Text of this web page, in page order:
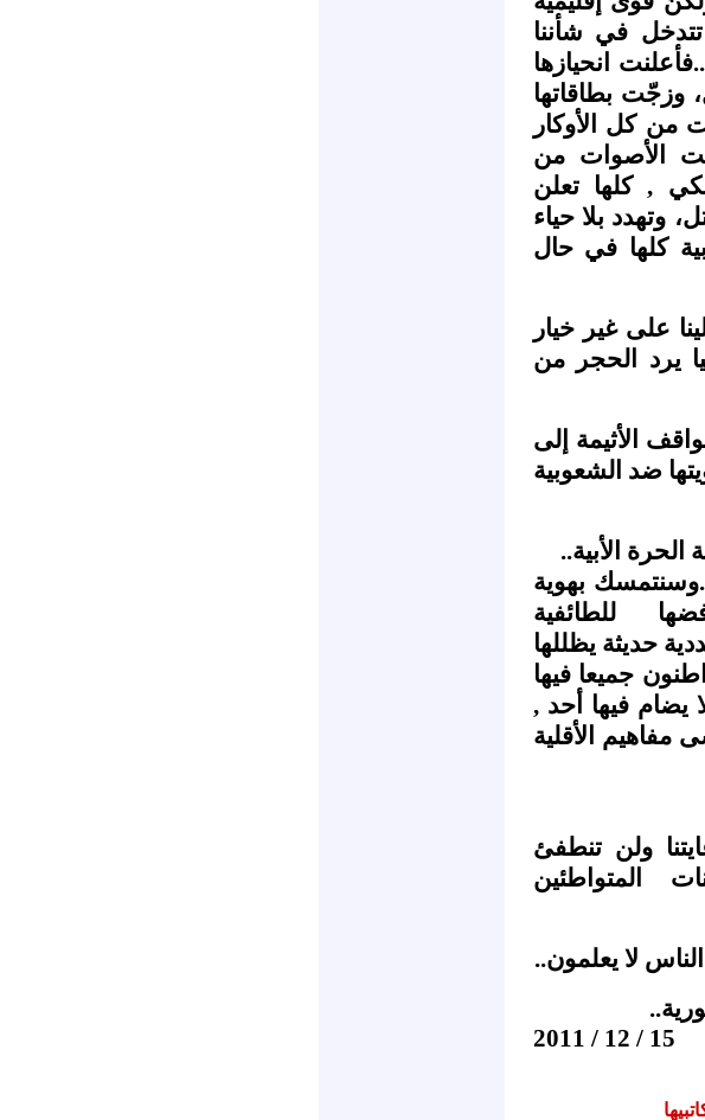
في شأننا
انحيازها
بطاقاتها
كل الأوكار
الأصوات من
, كلها تعلن
وتهدد بلا حياء
كلها في حال
على غير خيار
يرد الحجر من
الأثيمة إلى
ضد الشعوبية
الحرة الأبية..
بهوية
للطائفية
حديثة يظللها
جميعا فيها
يضام فيها أحد ,
مفاهيم الأقلية
ولن تنطفئ
المتواطئين
لا يعلمون..
15 / 12 / 2011